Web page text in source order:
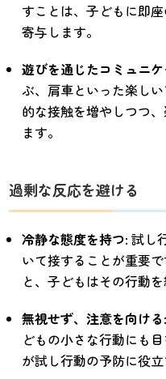
すことは、子どもに即
寄与します。
遊びを通じたコミュニ
ぶ、肩車といった楽し
的な接触を増やしつつ
ます。
過剰な反応を避ける
冷静な態度を持つ: 試し
いて接することが重要
と、子どもはその行動
無視せず、注意を向ける
どもの小さな行動にも
が試し行動の予防に役立